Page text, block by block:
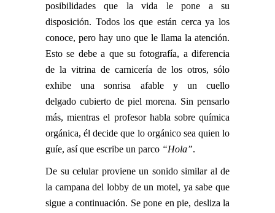
posibilidades que la vida le pone a su
disposición. Todos los que están cerca ya los
conoce, pero hay uno que le llama la atención.
Esto se debe a que su fotografía, a diferencia
de la vitrina de carnicería de los otros, sólo
exhibe una sonrisa afable y un cuello
delgado cubierto de piel morena. Sin pensarlo
más, mientras el profesor habla sobre química
orgánica, él decide que lo orgánico sea quien lo
guíe, así que escribe un parco “Hola”.
De su celular proviene un sonido similar al de
la campana del lobby de un motel, ya sabe que
sigue a continuación. Se pone en pie, desliza la